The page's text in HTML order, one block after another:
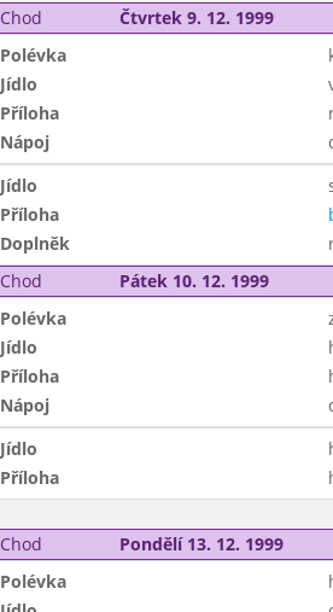
Chod Čtvrtek 9. 12. 1999
Polévka
Jídlo
Příloha
Nápoj
Jídlo
Příloha
Doplněk
Chod Pátek 10. 12. 1999
Polévka
Jídlo
Příloha
Nápoj
Jídlo
Příloha
Chod Pondělí 13. 12. 1999
Polévka